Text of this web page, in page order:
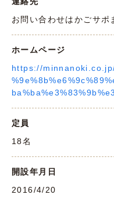
お問い合わせはかごサ
ホームページ
https://
定員
18名
開設年月日
2016/4/20